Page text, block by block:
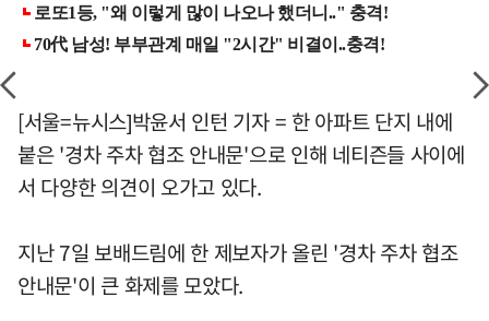
[서울=뉴시스]박윤서 인턴 기자 = 한 아파트 단지 내에
붙은 '경차 주차 협조 안내문'으로 인해 네티즌들 사이에
서 다양한 의견이 오가고 있다.
지난 7일 보배드림에 한 제보자가 올린 '경차 주차 협조
안내문'이 큰 화제를 모았다.